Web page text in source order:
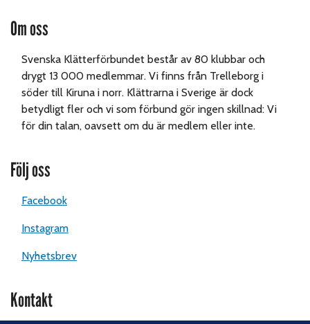
Om oss
Svenska Klätterförbundet består av 80 klubbar och
drygt 13 000 medlemmar. Vi finns från Trelleborg i
söder till Kiruna i norr. Klättrarna i Sverige är dock
betydligt fler och vi som förbund gör ingen skillnad: Vi
för din talan, oavsett om du är medlem eller inte.
Följ oss
Facebook
Instagram
Nyhetsbrev
Kontakt